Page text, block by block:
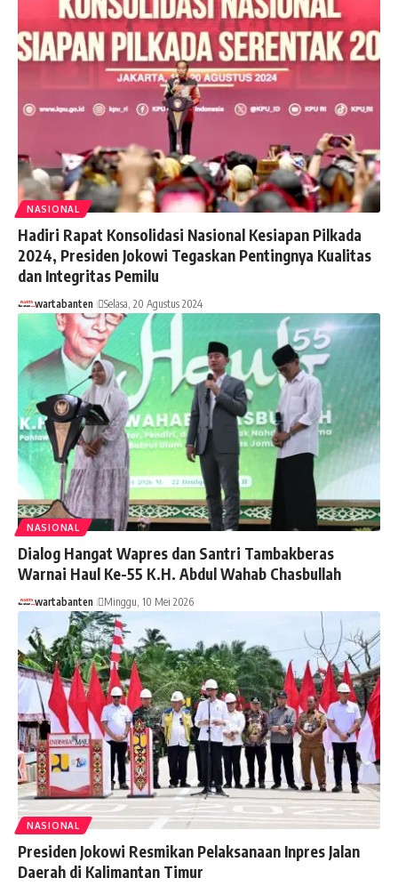
NASIONAL
Hadiri Rapat Konsolidasi Nasional Kesiapan Pilkada
2024, Presiden Jokowi Tegaskan Pentingnya Kualitas
dan Integritas Pemilu
wartabanten Selasa, 20 Agustus 2024
NASIONAL
Dialog Hangat Wapres dan Santri Tambakberas
Warnai Haul Ke-55 K.H. Abdul Wahab Chasbullah
wartabanten Minggu, 10 Mei 2026
NASIONAL
Presiden Jokowi Resmikan Pelaksanaan Inpres Jalan
Daerah di Kalimantan Timur